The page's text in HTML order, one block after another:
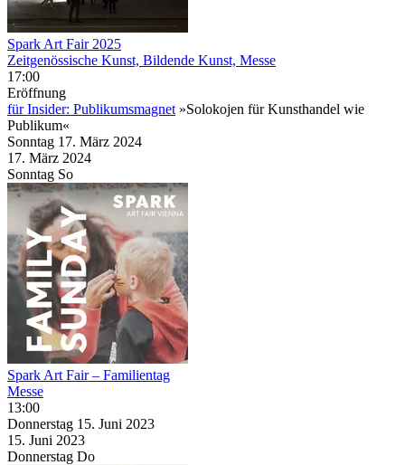
Spark Art Fair 2025
Zeitgenössische Kunst, Bildende Kunst, Messe
17:00
Eröffnung
für Insider: Publikumsmagnet »Solokojen für Kunsthandel wie
Publikum«
Sonntag 17. März 2024
17. März 2024
Sonntag So
Spark Art Fair – Familientag
Messe
13:00
Donnerstag 15. Juni 2023
15. Juni 2023
Donnerstag Do